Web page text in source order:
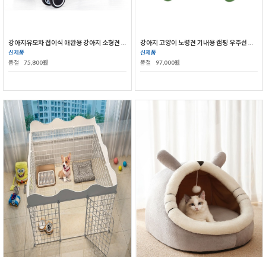
신제품
품절
75,800원
신제품
품절
97,000원